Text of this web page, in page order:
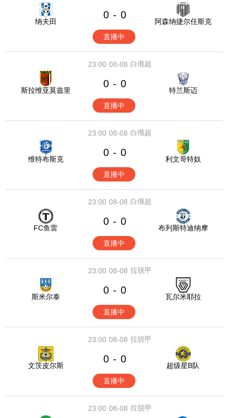
纳夫田
0 - 0
阿森纳捷尔任斯克
直播中
08-08
23:00 白俄超
斯拉维亚莫兹里
0 - 0
特兰斯迈
直播中
08-08
23:00 白俄超
维特布斯克
0 - 0
利文哥特奴
直播中
08-08
23:00 白俄超
FC鱼雷
0 - 0
布列斯特迪纳摩
直播中
08-08
23:00 拉脱甲
斯米尔泰
0 - 0
瓦尔米耶拉
直播中
08-08
23:00 拉脱甲
文茨皮尔斯
0 - 0
超级星B队
直播中
08-08
23:00 拉脱甲